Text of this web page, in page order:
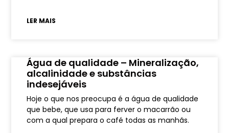
LER MAIS
Água de qualidade – Mineralização,
alcalinidade e substâncias
indesejáveis
Hoje o que nos preocupa é a água de qualidade
que bebe, que usa para ferver o macarrão ou
com a qual prepara o café todas as manhãs.